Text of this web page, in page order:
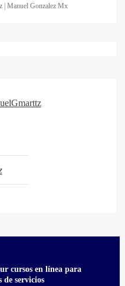
| Manuel Gonzalez Mx
cursos en línea para
de servicios